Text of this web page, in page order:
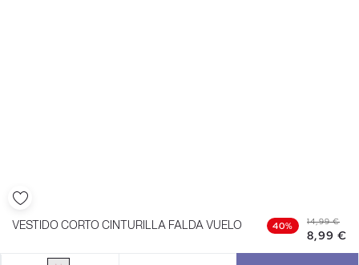
VESTIDO CORTO CINTURILLA FALDA VUELO 40% 14,99 €
8,99 €